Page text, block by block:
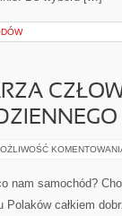
nam samochód?
Polaków całkiem